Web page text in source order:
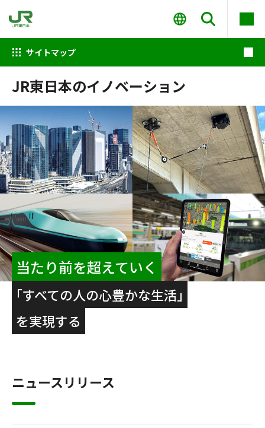
サイトマップ
JR東日本のイノベーション
当たり前を超えていく
｢すべての人の心豊かな生活｣
を実現する
ニュースリリース